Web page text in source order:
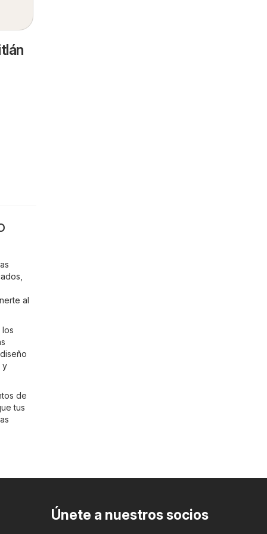
al
y
de
tus
Únete a nuestros socios